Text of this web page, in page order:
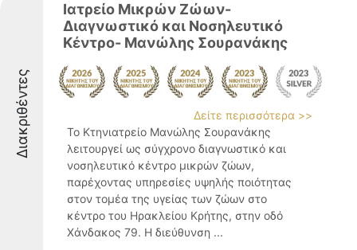
Διακριθέντες
Ιατρείο Μικρών Ζώων-
Διαγνωστικό και Νοσηλευτικό
Κέντρο- Μανώλης Σουρανάκης
Δείτε περισσότερα >>
Το Κτηνιατρείο Μανώλης Σουρανάκης
λειτουργεί ως σύγχρονο διαγνωστικό και
νοσηλευτικό κέντρο μικρών ζώων,
παρέχοντας υπηρεσίες υψηλής ποιότητας
στον τομέα της υγείας των ζώων στο
κέντρο του Ηρακλείου Κρήτης, στην οδό
Χάνδακος 79. Η διεύθυνση ...